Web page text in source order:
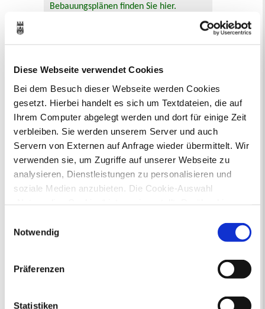
Diese Webseite verwendet Cookies
Bei dem Besuch dieser Webseite werden Cookies
gesetzt. Hierbei handelt es sich um Textdateien, die auf
Ihrem Computer abgelegt werden und dort für einige Zeit
verbleiben. Sie werden unserem Server und auch
Servern von Externen auf Anfrage wieder übermittelt. Wir
verwenden sie, um Zugriffe auf unserer Webseite zu
analysieren, Dienstleistungen zu personalisieren und
soziale Medien anzubieten. Die Cookie-Auswahl
Drittländern (USA) mit unzureichendem
Datenschutzniveau verarbeiten. Es besteht die Gefahr,
dass diese zu Kontroll- und Überwachungszwecken von
anderen missbraucht werden, ohne dass Sie sich mit
Arten von Cookies genau gesetzt werden, wie lang sie
Notwendig
Präferenzen
Statistiken
Bebauungsplänen finden Sie hier.
Flächennutzungsplan-Änderungen finden
Lebenslagen
Neu in Recklinghausen
Heiraten
Geburt
Sterbefall Umzug
Gewerbe
Behinderung
Arbeitslos
Senioren und Pflege
Finanzielle und soziale Notlagen
Rund ums Ordnungsamt - Fragen von
A bis Z
Zigarettenstummel: Hier finden Sie